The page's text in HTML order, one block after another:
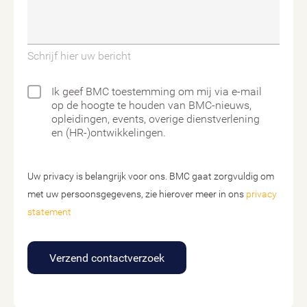
Schrijf hier uw bericht
Ik geef BMC toestemming om mij via e-mail
op de hoogte te houden van BMC-nieuws,
opleidingen, events, overige dienstverlening
en (HR-)ontwikkelingen.
Uw privacy is belangrijk voor ons. BMC gaat zorgvuldig om
met uw persoonsgegevens, zie hierover meer in ons privacy
statement
Verzend contactverzoek